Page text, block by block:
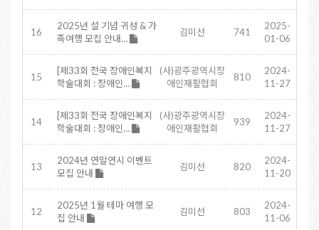
16
2025년 설 기념 귀성 & 가
족여행 모집 안내…
김미선 741
2025-
01-06
15
[제33회 전국 장애인복지
학술대회 : 장애인…
(사)광주광역시장
애인재활협회
810
2024-
11-27
14
[제33회 전국 장애인복지
학술대회 : 장애인…
(사)광주광역시장
애인재활협회
939
2024-
11-27
13
2024년 연말연시 이벤트
모집 안내
김미선 820
2024-
11-20
12
2025년 1월 테마 여행 모
집 안내
김미선 803
2024-
11-06